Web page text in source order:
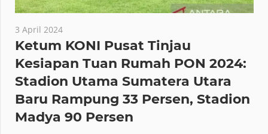
3 April 2024
Ketum KONI Pusat Tinjau
Kesiapan Tuan Rumah PON 2024:
Stadion Utama Sumatera Utara
Baru Rampung 33 Persen, Stadion
Madya 90 Persen